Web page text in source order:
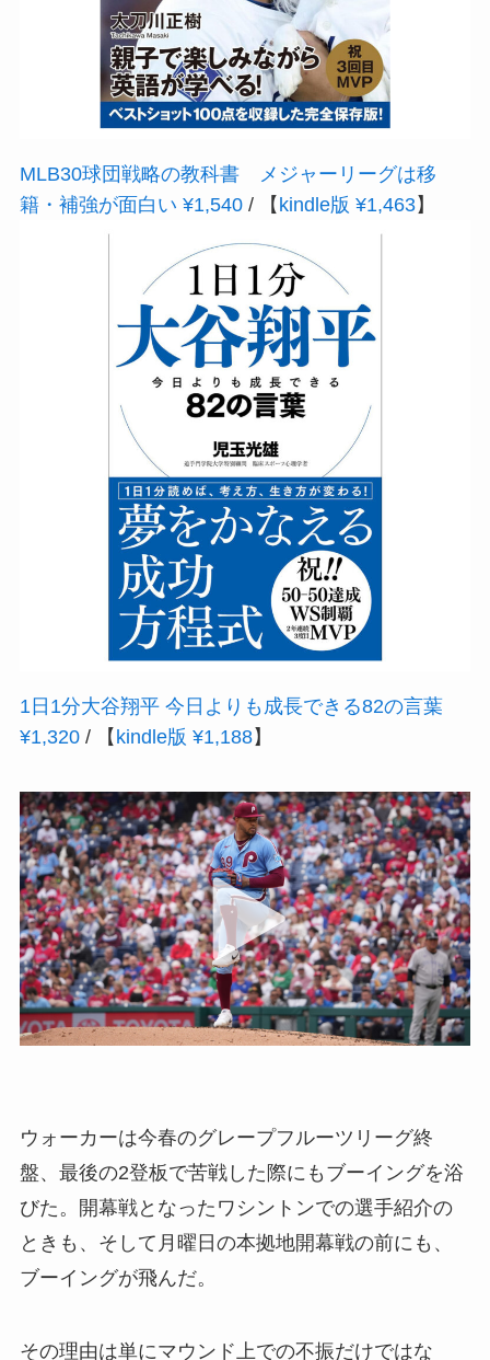
MLB30球団戦略の教科書 メジャーリーグは移
籍・補強が面白い ¥1,540/ 【 kindle版 ¥1,463】
1日1分大谷翔平 今日よりも成長できる82の言葉
¥1,320/ 【 kindle版 ¥1,188】
ウォーカーは今春のグレープフルーツリーグ終
盤、最後の2登板で苦戦した際にもブーイングを浴
びた。開幕戦となったワシントンでの選手紹介の
ときも、そして月曜日の本拠地開幕戦の前にも、
ブーイングが飛んだ。
その理由は単にマウンド上での不振だけではな